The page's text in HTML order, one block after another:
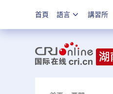
首頁 語言 講習所